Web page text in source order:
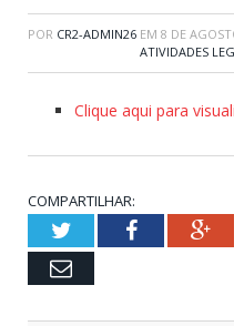
POR CR2-ADMIN26 EM 8 DE
ATIVIDADES
Clique aqui para
COMPARTILHAR:
TwitterFacebook
Email